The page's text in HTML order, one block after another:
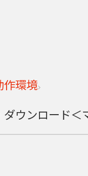
作環境
ウンロード＜